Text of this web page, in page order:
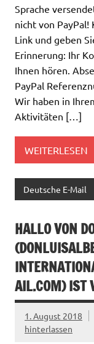
Sprache
nicht von PayPal!
Link und geben
Erinnerung: Ihr
Ihnen hören.
PayPal
Wir haben in
Aktivitäten […]
WEITERLESEN
Deutsche E-Mail
HALLO VON
(
AIL.COM) IST
1. August 2018
hinterlassen